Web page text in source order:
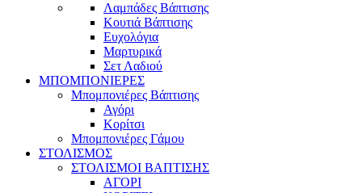
Λαμπάδες Βάπτισης
Κουτιά Βάπτισης
Ευχολόγια
Μαρτυρικά
Σετ Λαδιού
ΜΠΟΜΠΟΝΙΕΡΕΣ
Μπομπονιέρες Βάπτισης
Αγόρι
Κορίτσι
Μπομπονιέρες Γάμου
ΣΤΟΛΙΣΜΟΣ
ΣΤΟΛΙΣΜΟΙ ΒΑΠΤΙΣΗΣ
ΑΓΟΡΙ